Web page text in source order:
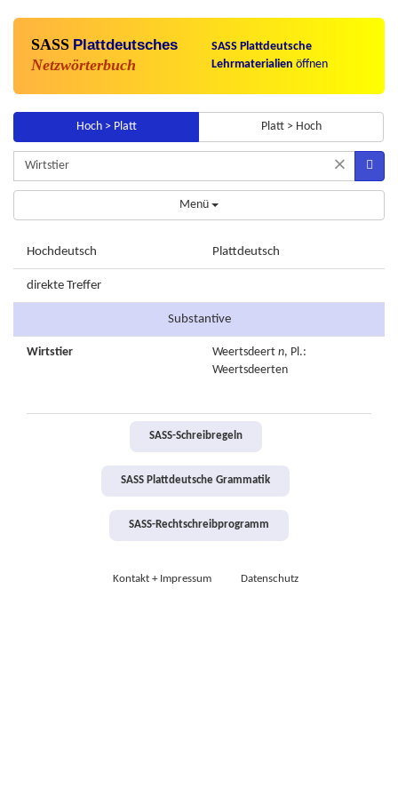
SASS Plattdeutsches
Netzwörterbuch
SASS Plattdeutsche
Lehrmaterialien öffnen
Hoch > Platt Platt > Hoch
×
Menü
Hochdeutsch Plattdeutsch
direkte Treffer
Substantive
Wirtstier Weertsdeert n, Pl.:
Weertsdeerten
SASS-Schreibregeln
SASS Plattdeutsche Grammatik
SASS-Rechtschreibprogramm
Kontakt + Impressum Datenschutz